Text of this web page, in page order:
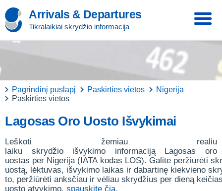
Arrivals & Departures
Tikralaikiai skrydžio informacija
Pagrindinį puslapį Paskirties vietos
Nigerija
Paskirties vietos
Lagosas Oro Uosto Išvykimai
Leškoti žemiau realiu
laiku skrydžio išvykimo informaciją Lagosas oro
uostas per Nigerija (IATA kodas LOS). Galite peržiūrėti
uostą, lėktuvas, išvykimo laikas ir dabartinę kiekvieno
to, peržiūrėti anksčiau ir vėliau skrydžius per dieną
uosto atvykimo, spauskite čia.